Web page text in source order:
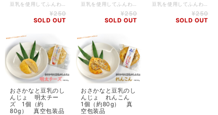
¥250
SOLD OUT
¥250
SOLD OUT
¥250
SOLD OUT
おさかなと豆乳のし
んじょ 明太チー
ズ 1個（約
80g） 真空包装品
おさかなと豆乳のし
んじょ れんこん
1個（約80g） 真
空包装品